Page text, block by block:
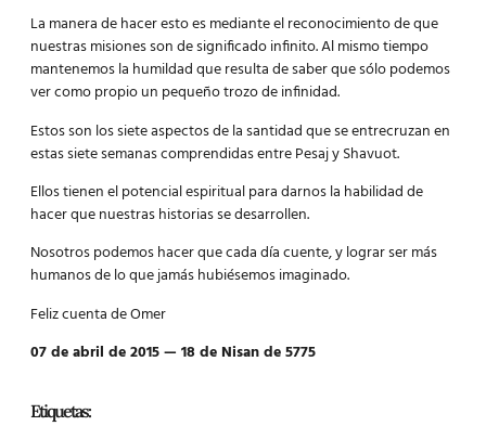
La manera de hacer esto es mediante el reconocimiento de que
nuestras misiones son de significado infinito. Al mismo tiempo
mantenemos la humildad que resulta de saber que sólo podemos
ver como propio un pequeño trozo de infinidad.
Estos son los siete aspectos de la santidad que se entrecruzan en
estas siete semanas comprendidas entre Pesaj y Shavuot.
Ellos tienen el potencial espiritual para darnos la habilidad de
hacer que nuestras historias se desarrollen.
Nosotros podemos hacer que cada día cuente, y lograr ser más
humanos de lo que jamás hubiésemos imaginado.
Feliz cuenta de Omer
07 de abril de 2015 — 18 de Nisan de 5775
Etiquetas: